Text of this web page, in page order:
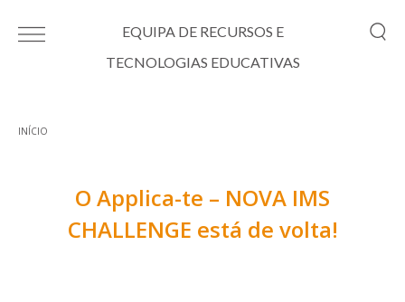
EQUIPA DE RECURSOS E
TECNOLOGIAS EDUCATIVAS
INÍCIO
O Applica-te – NOVA IMS
CHALLENGE está de volta!